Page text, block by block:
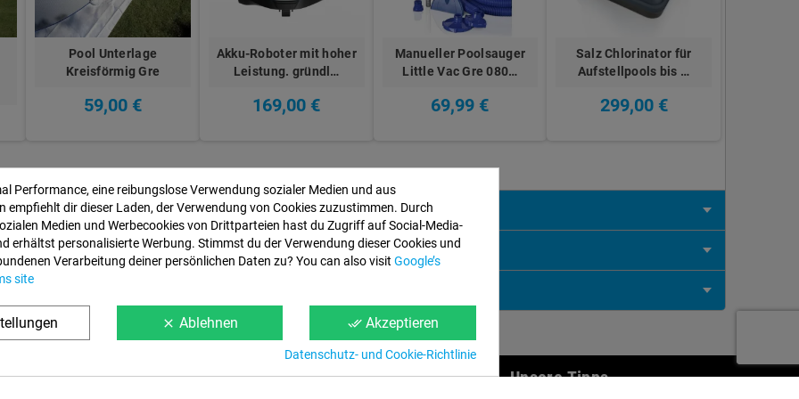
Pool Unterlage
Kreisförmig Gre
59,00 €
Akku-Roboter mit hoher
Leistung. gründl…
169,00 €
Manueller Poolsauger
Little Vac Gre 080…
69,99 €
Salz Chlorinator für
Aufstellpools bis …
299,00 €
Informationen Web-Bedingungen Unsere Tipps
Performance, eine reibungslose Verwendung sozialer Medien und aus
empfiehlt dir dieser Laden, der Verwendung von Cookies zuzustimmen. Durch
Medien und Werbecookies von Drittparteien hast du Zugriff auf Social-Media-
erhältst personalisierte Werbung. Stimmst du der Verwendung dieser Cookies und
Verarbeitung deiner persönlichen Daten zu? You can also visit Google’s
site
clear Ablehnen done_all Akzeptieren
Datenschutz- und Cookie-Richtlinie